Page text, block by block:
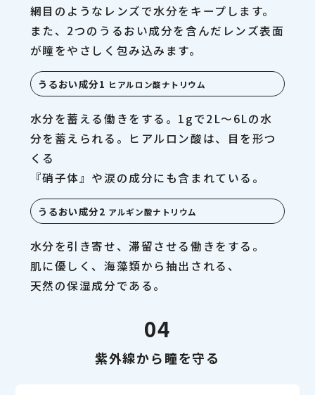
網目のようなレンズで水分をキープします。
また、2つのうるおい成分を含んだレンズ表面
が瞳をやさしく包み込みます。
うるおい成分1 ヒアルロン酸ナトリウム
水分を蓄える働きをする。1gで2L〜6Lの水
分を蓄えられる。ヒアルロン酸は、目を形つ
くる
『硝子体』や涙の成分にも含まれている。
うるおい成分2 アルギン酸ナトリウム
水分を引き寄せ、滞留させる働きをする。
肌に優しく、海藻類から抽出される、
天然の保湿成分である。
04
紫外線から瞳を守る